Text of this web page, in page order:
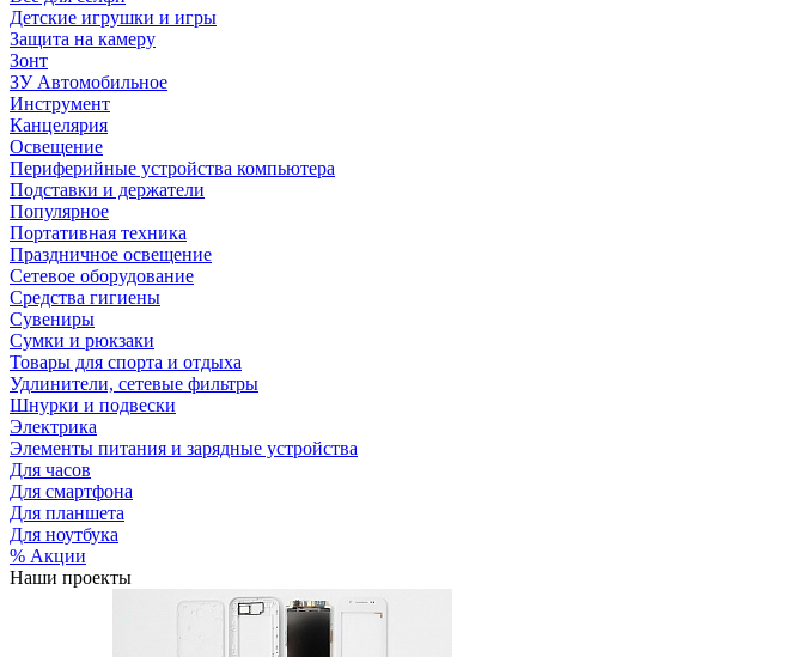
Детские игрушки и игры
Защита на камеру
Зонт
ЗУ Автомобильное
Инструмент
Канцелярия
Освещение
Периферийные устройства компьютера
Подставки и держатели
Популярное
Портативная техника
Праздничное освещение
Сетевое оборудование
Средства гигиены
Сувениры
Сумки и рюкзаки
Товары для спорта и отдыха
Удлинители, сетевые фильтры
Шнурки и подвески
Электрика
Элементы питания и зарядные устройства
Для часов
Для смартфона
Для планшета
Для ноутбука
% Акции
Наши проекты